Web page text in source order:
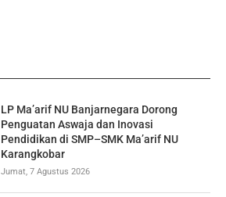
LP Ma’arif NU Banjarnegara Dorong
Penguatan Aswaja dan Inovasi
Pendidikan di SMP–SMK Ma’arif NU
Karangkobar
Jumat, 7 Agustus 2026